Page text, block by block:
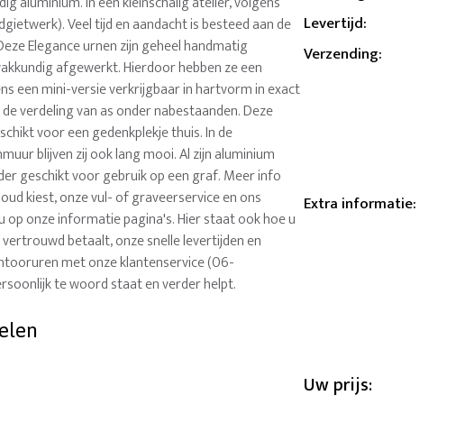
Levertijd:
Verzending:
Extra informatie:
Uw prijs:
Veel tijd en aandacht is besteed aan de
Elegance urnen zijn geheel handmatig
afgewerkt. Hierdoor hebben ze een
een mini-versie verkrijgbaar in hartvorm in exact
verdeling van as onder nabestaanden. Deze
voor een gedenkplekje thuis. In de
blijven zij ook lang mooi. Al zijn aluminium
geschikt voor gebruik op een graf. Meer info
kiest, onze vul- of graveerservice en ons
onze informatie pagina's. Hier staat ook hoe u
betaalt, onze snelle levertijden en
met onze klantenservice (06-
te woord staat en verder helpt.